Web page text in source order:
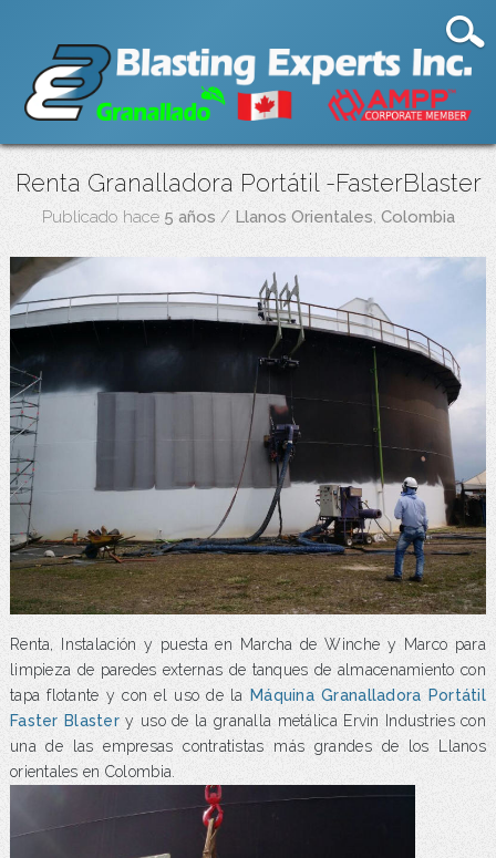
Renta Granalladora Portátil -FasterBlaster
Publicado hace 5 años / Llanos Orientales, Colombia
Renta, Instalación y puesta en Marcha de Winche y Marco para
limpieza de paredes externas de tanques de almacenamiento con
tapa flotante y con el uso de la Máquina Granalladora Portátil
Faster Blastery uso de la granalla metálica Ervin Industries con
una de las empresas contratistas más grandes de los Llanos
orientales en Colombia.